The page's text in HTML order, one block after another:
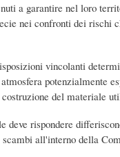
a garantire nel loro
nei confronti dei rischi
vincolanti
potenzialmente
del materiale
rispondere
all'interno della